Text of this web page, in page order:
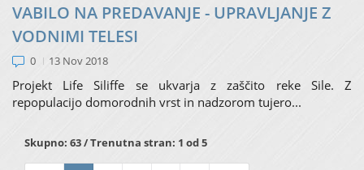
VABILO NA PREDAVANJE - UPRAVLJANJE Z
VODNIMI TELESI
0 13 Nov 2018
Projekt Life Siliffe se ukvarja z zaščito reke Sile. Z
repopulacijo domorodnih vrst in nadzorom tujero...
Skupno: 63 / Trenutna stran: 1 od 5